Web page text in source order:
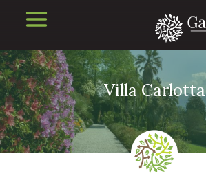
Villa Carlotta